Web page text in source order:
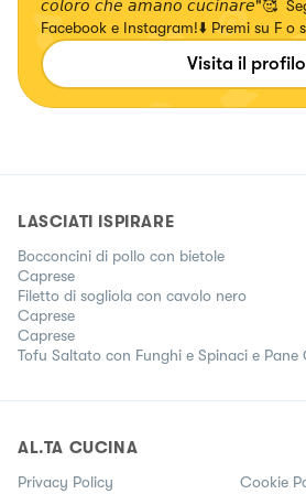
𝘤𝘰𝘭𝘰𝘳𝘰 𝘤𝘩𝘦 𝘢𝘮𝘢𝘯𝘰 𝘤𝘶𝘤𝘪𝘯𝘢𝘳𝘦"🥰
Facebook e Instagram!⬇️ Premi su F o
Visita il profilo
LASCIATI ISPIRARE
Bocconcini di pollo con bietole
Caprese
Filetto di sogliola con cavolo nero
Caprese
Caprese
Tofu Saltato con Funghi e Spinaci e Pane
AL.TA CUCINA
Privacy Policy
Cookie